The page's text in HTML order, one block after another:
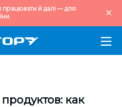
й далі — для
как